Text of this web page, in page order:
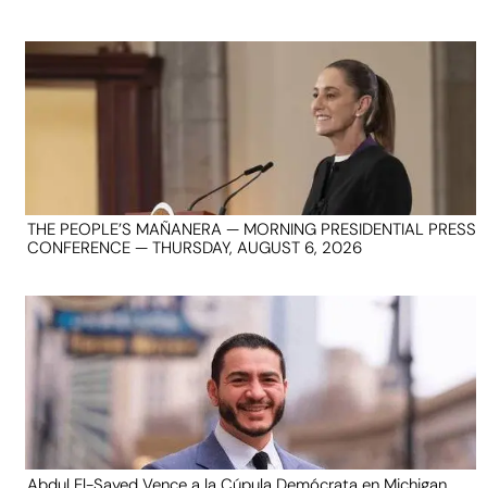
THE PEOPLE’S MAÑANERA — MORNING PRESIDENTIAL PRESS
CONFERENCE — THURSDAY, AUGUST 6, 2026